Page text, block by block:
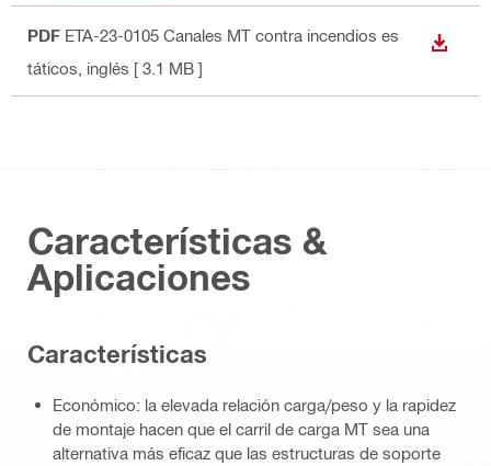
PDF ETA-23-0105 Canales MT contra incendios es
táticos , inglés [ 3.1 MB ]
Características &
Aplicaciones
Características
Económico: la elevada relación carga/peso y la rapidez
de montaje hacen que el carril de carga MT sea una
alternativa más eficaz que las estructuras de soporte